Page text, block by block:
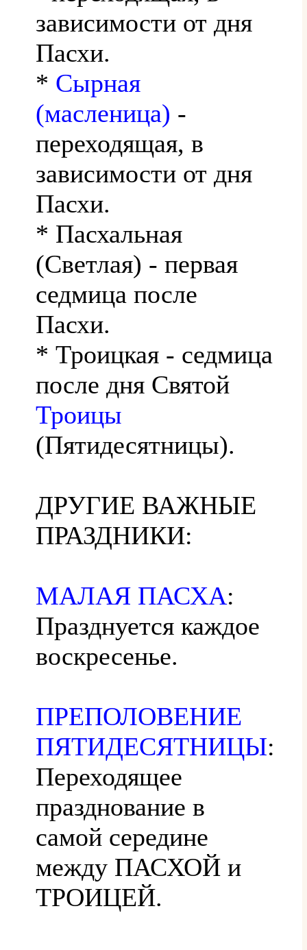
зависимости от дня
Пасхи.
* Сырная
(масленица) -
переходящая, в
зависимости от дня
Пасхи.
* Пасхальная
(Светлая) - первая
седмица после
Пасхи.
* Троицкая - седмица
после дня Святой
Троицы
(Пятидесятницы).
ДРУГИЕ ВАЖНЫЕ
ПРАЗДНИКИ:
МАЛАЯ ПАСХА:
Празднуется каждое
воскресенье.
ПРЕПОЛОВЕНИЕ
ПЯТИДЕСЯТНИЦЫ:
Переходящее
празднование в
самой середине
между ПАСХОЙ и
ТРОИЦЕЙ.